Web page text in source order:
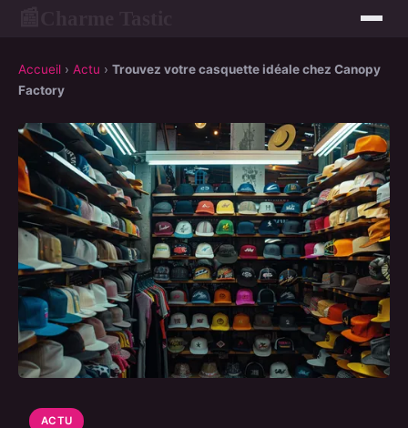
Accueil › Actu › Trouvez votre casquette idéale chez Canopy
Factory
ACTU